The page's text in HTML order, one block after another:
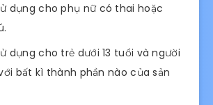
dụng cho phụ nữ có thai hoặc
dụng cho trẻ dưới 13 tuổi và người
bất kì thành phần nào của sản